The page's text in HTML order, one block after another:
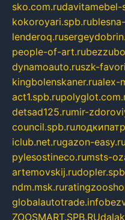
sko.com.rudavitamebel-
kokoroyari.spb.ru
lenderoq.ru
people-of-art.ru
dynamoauto.ruszk-
kingbolenskaner.rualex-
act1.spb.ru
detsad125.rumir-
council.spb.ru
iclub.net.rugazon-easy.ru
pylesostineco.rumsts-
artemovskij.ru
ndm.msk.ru
globalautotrade.info
ZOOSMART.SPB.RU